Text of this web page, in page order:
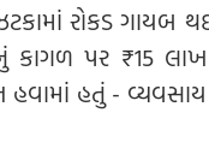
રોકડ ગાયબ
કાગળ પર ₹15
હતું -